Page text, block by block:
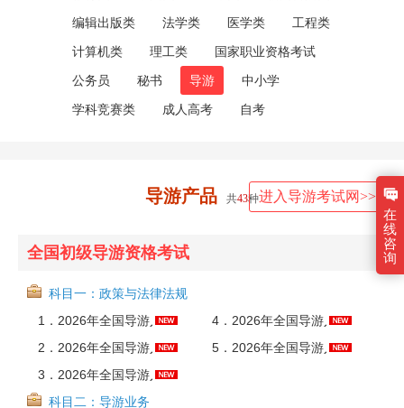
编辑出版类
法学类 医学类
工程类
计算机类
理工类
国家职业资格考试
公务员
秘书 导游
中小学
学科竞赛类
成人高考 自考
导游产品 共43种进入导游考试网>>
全国初级导游资格考试
科目一：政策与法律法规
1． 2026年全国导游人员资格考试《政策与法律法规》全套资料【考点手册＋历年真题＋题库＋考前冲刺】 4． 2026年全国导游人员资格考试《政策与法律法规》考前冲刺卷AI讲解
2． 2026年全国导游人员资格考试《政策与法律法规》考点手册AI讲解 5． 2026年全国导游人员资格考试《政策与法律法规》精讲班【教材精讲＋真题串讲】
3． 2026年全国导游人员资格考试《政策与法律法规》题库【历年真题＋章节题库】AI讲解
科目二：导游业务
在
线
咨
询